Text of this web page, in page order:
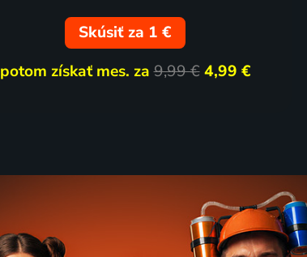
20% 5 dielov
Tajemství proutěného
1977 | Československo | Rodinný
Skúsiť za 1 €
potom získať mes. za9,99 € 4,99 €